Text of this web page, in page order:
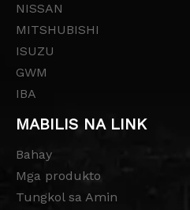
NISSAN
MITSHUBISHI
ISUZU
GWM
IBA
MABILIS NA LINK
Bahay
Mga produkto
Tungkol sa Amin